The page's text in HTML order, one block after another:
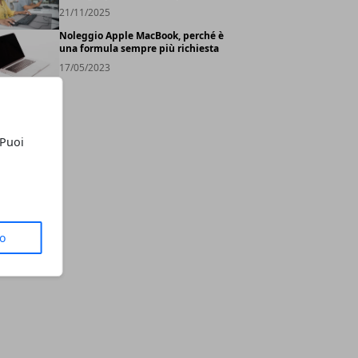
21/11/2025
Noleggio Apple MacBook, perché è
una formula sempre più richiesta
17/05/2023